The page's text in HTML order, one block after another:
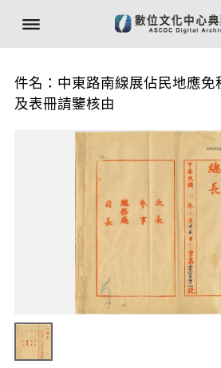
件名：中東路南線展佔民地應免
及表冊請鑒核由